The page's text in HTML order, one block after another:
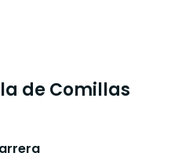
de Comillas